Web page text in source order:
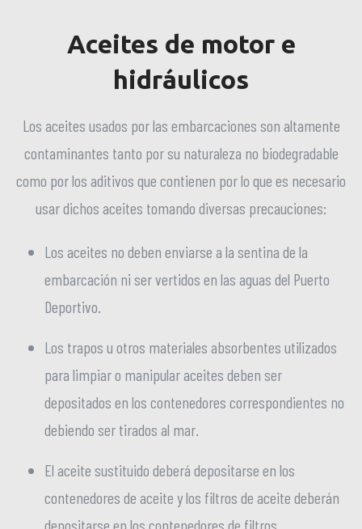
Aceites de motor e
hidráulicos
Los aceites usados por las embarcaciones son altamente
contaminantes tanto por su naturaleza no biodegradable
como por los aditivos que contienen por lo que es necesario
usar dichos aceites tomando diversas precauciones:
Los aceites no deben enviarse a la sentina de la
embarcación ni ser vertidos en las aguas del Puerto
Deportivo.
Los trapos u otros materiales absorbentes utilizados
para limpiar o manipular aceites deben ser
depositados en los contenedores correspondientes no
debiendo ser tirados al mar.
El aceite sustituido deberá depositarse en los
contenedores de aceite y los filtros de aceite deberán